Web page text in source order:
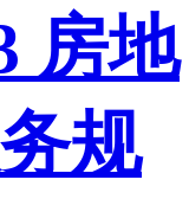
房地
规